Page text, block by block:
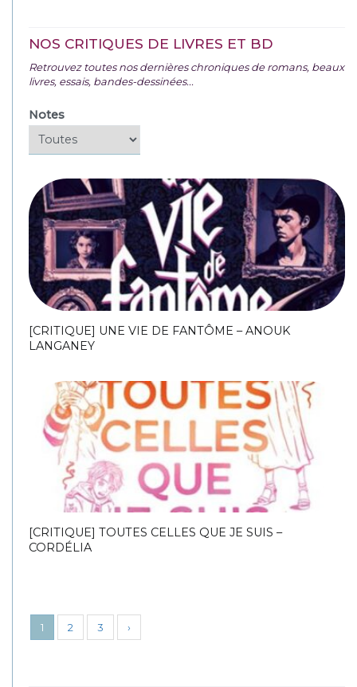
NOS CRITIQUES DE LIVRES ET BD
Retrouvez toutes nos dernières chroniques de romans, beaux
livres, essais, bandes-dessinées...
Notes
[CRITIQUE] UNE VIE DE FANTÔME – ANOUK
LANGANEY
[CRITIQUE] TOUTES CELLES QUE JE SUIS –
CORDÉLIA
1 2 3 ›